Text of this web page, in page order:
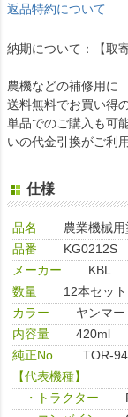
返品特約について
納期について：【取
農機などの補修用に
送料無料でお買い得
単品でのご購入も可
いの代金引換がご利
仕様
品名
農業機械
品番
KG0212S
メーカー
KBL
数量
12本セット
カラー
ヤンマ
内容量
420ml
純正No.
TOR-
【代表機種】
・トラクター